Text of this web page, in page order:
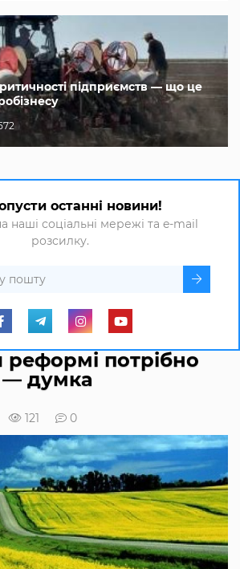
підприємств — що це
останні новини!
наші соціальні мережі та e-mail
розсилку.
реформі потрібно
— думка
121 0